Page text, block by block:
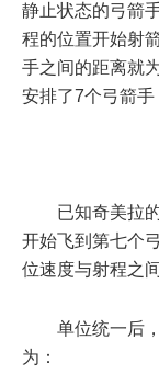
静止状态的弓箭
程的位置开始射
手之间的距离就
安排了7个弓箭
已知奇美拉
开始飞到第七个
位速度与射程之
单位统一后
为：